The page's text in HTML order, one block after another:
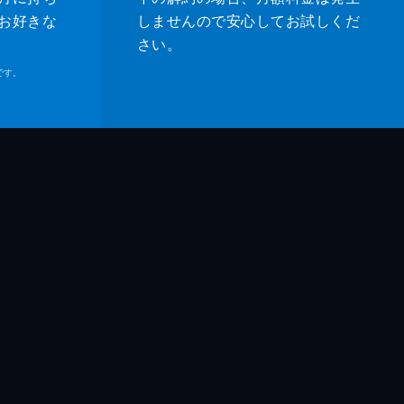
好きな
。
しませんので安心してお試しくだ
さい。